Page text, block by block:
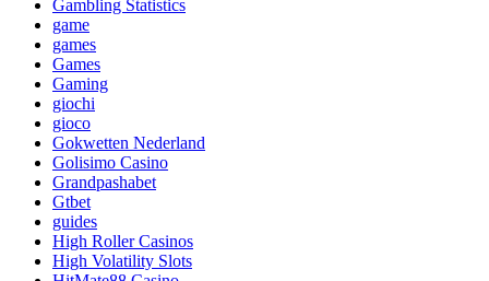
Gambling Statistics
game
games
Games
Gaming
giochi
gioco
Gokwetten Nederland
Golisimo Casino
Grandpashabet
Gtbet
guides
High Roller Casinos
High Volatility Slots